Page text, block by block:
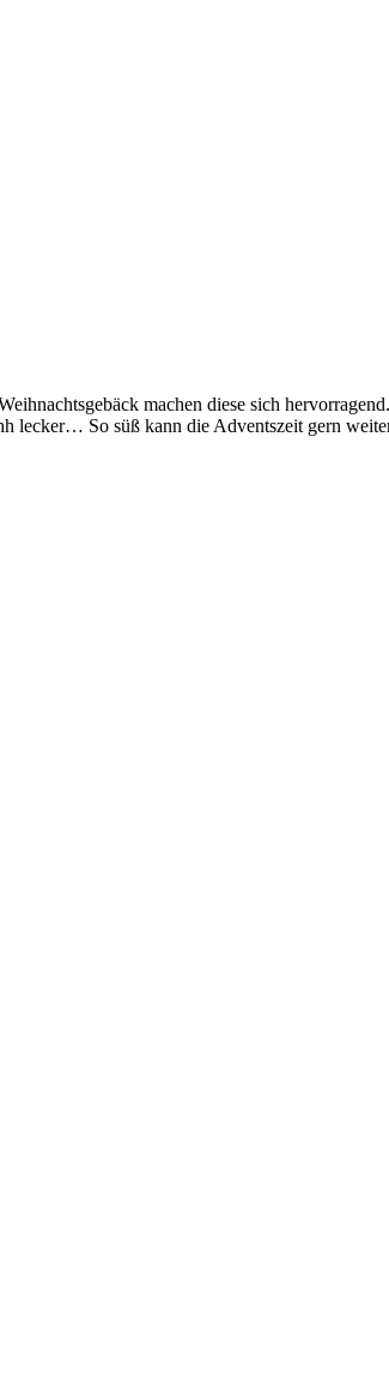
machen diese sich
lecker… So süß kann die Adventszeit gern